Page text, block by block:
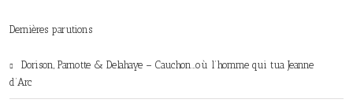
Dernières parutions
Dorison, Parnotte & Delahaye – Cauchon…où l’homme qui tua Jeanne
d’Arc